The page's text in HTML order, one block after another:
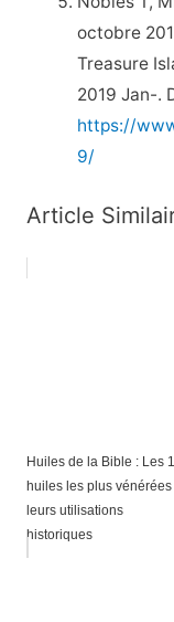
octobre
Treasure
2019 Jan-.
https://
9/
Article
Huiles de la Bible : Les
huiles les plus vénérées
leurs utilisations
historiques